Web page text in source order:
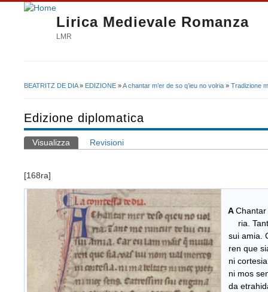
Lirica Medievale Romanza
LMR
BEATRITZ DE DIA» EDIZIONE »A chantar m’er de so q’ieu no volria » Tradizione
Edizione diplomatica
Schede primarie
Visualizza (scheda attiva)
Revisioni
[168ra]
A
ria. Tant
sui amia.
ren que
ni
ni mos
da